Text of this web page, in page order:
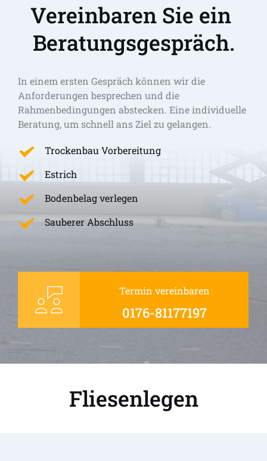
Vereinbaren Sie ein
Beratungsgespräch.
In einem ersten Gespräch können wir die
Anforderungen besprechen und die
Rahmenbedingungen abstecken. Eine individuelle
Beratung, um schnell ans Ziel zu gelangen.
Trockenbau Vorbereitung
Estrich
Bodenbelag verlegen
Sauberer Abschluss
Termin vereinbaren
0176-81177197
Fliesenlegen